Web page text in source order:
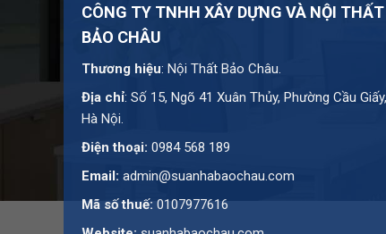
CÔNG TY TNHH XÂY DỰNG VÀ NỘI THẤT
BẢO CHÂU
Thương hiệu: Nội Thất Bảo Châu.
Địa chỉ: Số 15, Ngõ 41 Xuân Thủy, Phường Cầu Giấy,
Hà Nội.
Điện thoại: 0984 568 189
Email: admin@suanhabaochau.com
Mã số thuế: 0107977616